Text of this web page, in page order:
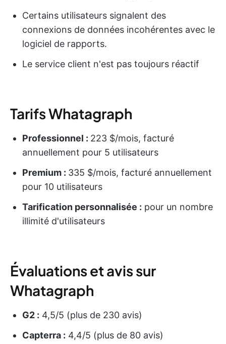
Certains utilisateurs signalent des
connexions de données incohérentes avec le
logiciel de rapports.
Le service client n'est pas toujours réactif
Tarifs Whatagraph
Professionnel : 223 $/mois, facturé
annuellement pour 5 utilisateurs
Premium : 335 $/mois, facturé annuellement
pour 10 utilisateurs
Tarification personnalisée : pour un nombre
illimité d'utilisateurs
Évaluations et avis sur
Whatagraph
G2 : 4,5/5 (plus de 230 avis)
Capterra : 4,4/5 (plus de 80 avis)